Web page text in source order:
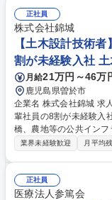
鈑金、架台等、製作全般
技術向上に邁進できま
ることも可能です。 募集職種 [鹿児島県/曽於市]機械オペレーター/転勤無/
残業5h/鹿児島で腰を据
正社員
株式会社錦城
【土木設計技術
割が未経験入社
月給21万円～46万
鹿児島県曽於市
企業名 株式会社錦城 求人名 【土木設計技術者】★育成体制に自信あり/先
輩社員の8割が未経験入社 仕事の内容 ■創業より約48年間、道路や
橋、農地等の公共イン
す。当社の将来の技術
庁職員）との折衝、協議
書類作成等事務作業･各
業界未経験歓迎 月平均
正社員
医療法人参篤会